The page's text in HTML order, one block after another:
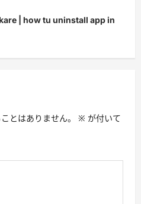
| how tu uninstall app in
とはありません。 ※ が付いて